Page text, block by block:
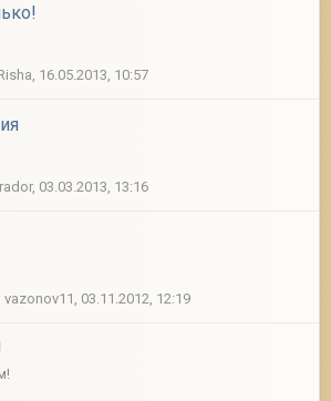
16.05.2013, 10:57
03.03.2013, 13:16
vazonov11, 03.11.2012, 12:19